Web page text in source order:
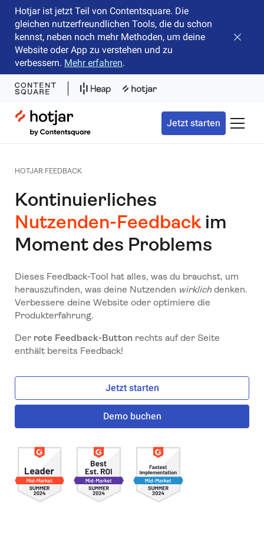
Hotjar ist jetzt Teil von Contentsquare. Die
gleichen nutzerfreundlichen Tools, die du schon
kennst, neben noch mehr Methoden, um deine
Website oder App zu verstehen und zu
verbessern. Mehr erfahren.
Hotjar Logo
Jetzt starten
HOTJAR FEEDBACK
Kontinuierliches
Nutzenden-Feedback im
Moment des Problems
Dieses Feedback-Tool hat alles, was du brauchst, um
herauszufinden, was deine Nutzenden wirklichdenken.
Verbessere deine Website oder optimiere die
Produkterfahrung.
Der rote Feedback-Buttonrechts auf der Seite
enthält bereits Feedback!
Jetzt starten
Demo buchen